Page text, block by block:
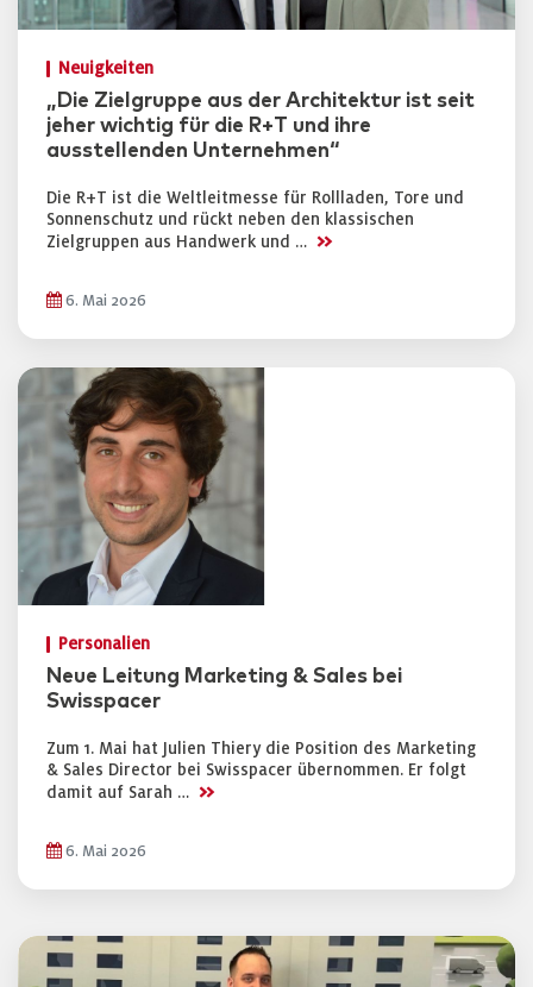
Neuigkeiten
„Die Zielgruppe aus der Architektur ist seit
jeher wichtig für die R+T und ihre
ausstellenden Unternehmen“
Die R+T ist die Weltleitmesse für Rollladen, Tore und
Sonnenschutz und rückt neben den klassischen
Zielgruppen aus Handwerk und … >>
6. Mai 2026
Personalien
Neue Leitung Marketing & Sales bei
Swisspacer
Zum 1. Mai hat Julien Thiery die Position des Marketing
& Sales Director bei Swisspacer übernommen. Er folgt
damit auf Sarah … >>
6. Mai 2026